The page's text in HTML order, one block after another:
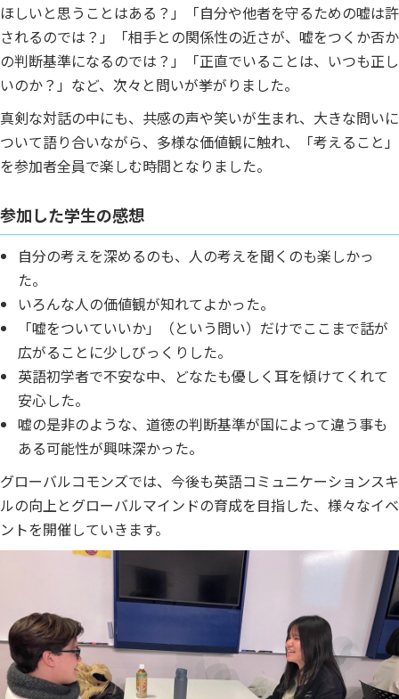
ほしいと思うことはある？」「自分や他者を守るための嘘は許
されるのでは？」「相手との関係性の近さが、嘘をつくか否か
の判断基準になるのでは？」「正直でいることは、いつも正し
いのか？」など、次々と問いが挙がりました。
真剣な対話の中にも、共感の声や笑いが生まれ、大きな問いに
ついて語り合いながら、多様な価値観に触れ、「考えること」
を参加者全員で楽しむ時間となりました。
参加した学生の感想
自分の考えを深めるのも、人の考えを聞くのも楽しかっ
た。
いろんな人の価値観が知れてよかった。
「嘘をついていいか」（という問い）だけでここまで話が
広がることに少しびっくりした。
英語初学者で不安な中、どなたも優しく耳を傾けてくれて
安心した。
嘘の是非のような、道徳の判断基準が国によって違う事も
ある可能性が興味深かった。
グローバルコモンズでは、今後も英語コミュニケーションスキ
ルの向上とグローバルマインドの育成を目指した、様々なイベ
ントを開催していきます。